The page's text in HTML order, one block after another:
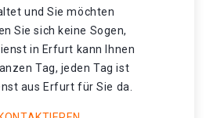
und Sie möchten
Sie sich keine Sogen,
in Erfurt kann Ihnen
Tag, jeden Tag ist
aus Erfurt für Sie da.